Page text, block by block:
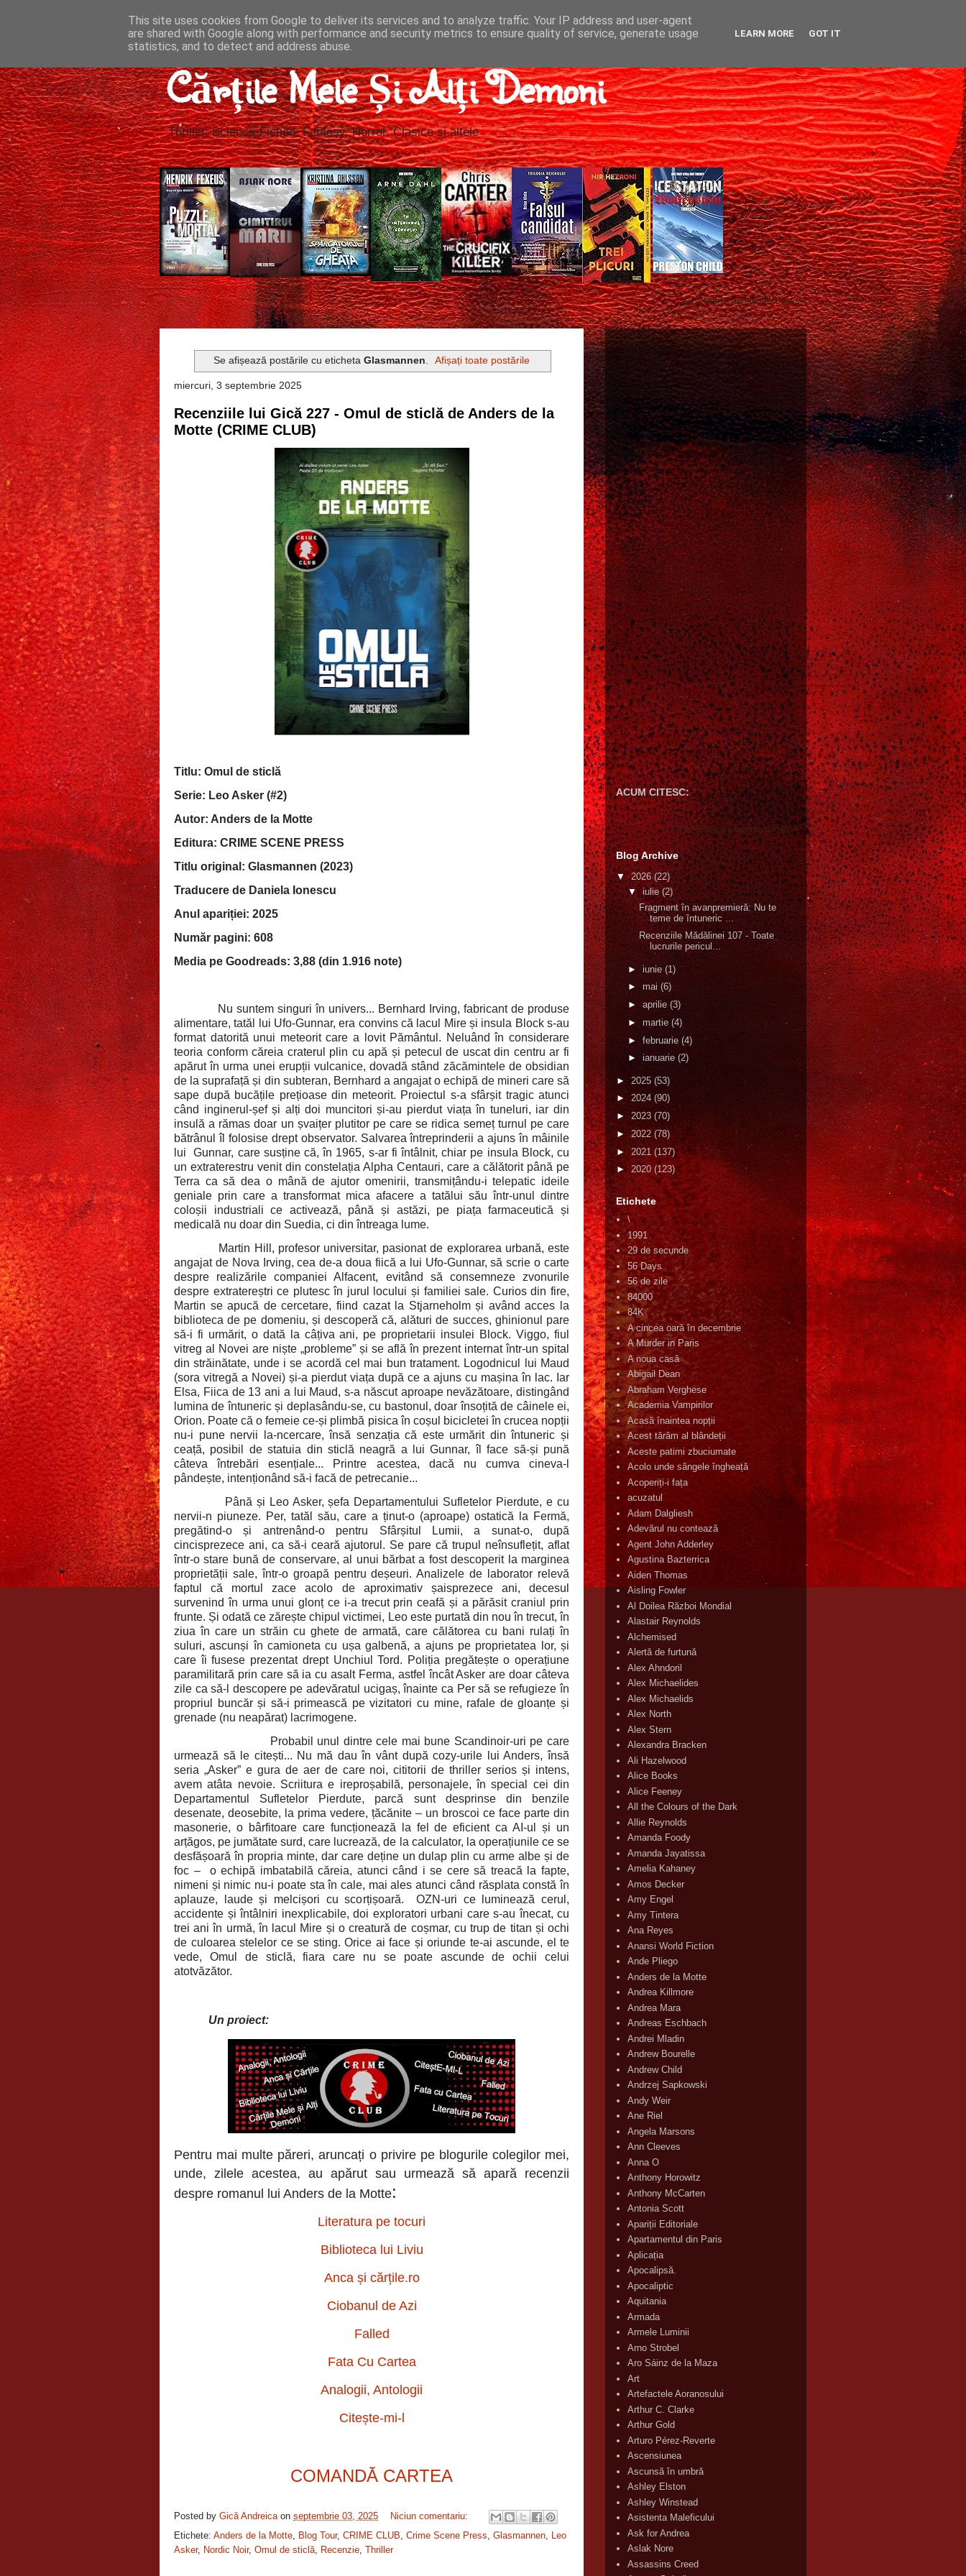
Cărțile Mele Și Alți Demoni
Thriller, Science-Fiction, Fantasy, Horror, Clasice și altele
Gică Andreica's favorite books »
Se afișează postările cu eticheta Glasmannen. Afișați toate postările
miercuri, 3 septembrie 2025
Recenziile lui Gică 227 - Omul de sticlă de Anders de la
Motte (CRIME CLUB)
Titlu: Omul de sticlă
Serie: Leo Asker (#2)
Autor: Anders de la Motte
Editura: CRIME SCENE PRESS
Titlu original: Glasmannen (2023)
Traducere de Daniela Ionescu
Anul apariției: 2025
Număr pagini: 608
Media pe Goodreads: 3,88 (din 1.916 note)
Nu suntem singuri în univers... Bernhard Irving, fabricant de produse
alimentare, tatăl lui Ufo-Gunnar, era convins că lacul Mire și insula Block s-au
format datorită unui meteorit care a lovit Pământul. Neluând în considerare
teoria conform căreia craterul plin cu apă și petecul de uscat din centru ar fi
apărut în urma unei erupții vulcanice, dovadă stând zăcămintele de obsidian
de la suprafață și din subteran, Bernhard a angajat o echipă de mineri care să
sape după bucățile prețioase din meteorit. Proiectul s-a sfârșit tragic atunci
când inginerul-șef și alți doi muncitori și-au pierdut viața în tuneluri, iar din
insulă a rămas doar un șvaițer plutitor pe care se ridica semeț turnul pe care
bătrânul îl folosise drept observator. Salvarea întreprinderii a ajuns în mâinile
lui
Gunnar, care susține că, în 1965, s-ar fi întâlnit, chiar pe insula Block, cu
un extraterestru venit din constelația Alpha Centauri, care a călătorit până pe
Terra ca să dea o mână de ajutor omenirii, transmițându-i telepatic ideile
geniale prin care a transformat mica afacere a tatălui său într-unul dintre
coloșii industriali ce activează, până și astăzi, pe piața farmaceutică și
medicală nu doar din Suedia, ci din întreaga lume.
Martin Hill, profesor universitar, pasionat de explorarea urbană, este
angajat de Nova Irving, cea de-a doua fiică a lui Ufo-Gunnar, să scrie o carte
despre realizările companiei Alfacent, evitând să consemneze zvonurile
despre extratereștri ce plutesc în jurul locului și familiei sale. Curios din fire,
Martin se apucă de cercetare, fiind cazat la Stjarneholm și având acces la
biblioteca de pe domeniu, și descoperă că, alături de succes, ghinionul pare
să-i fi urmărit, o dată la câțiva ani, pe proprietarii insulei Block. Viggo, fiul
vitreg al Novei are niște „probleme” și se află în prezent internat într-un spital
din străinătate, unde i se acordă cel mai bun tratament. Logodnicul lui Maud
(sora vitregă a Novei) și-a pierdut viața după ce a ajuns cu mașina în lac. Iar
Elsa, Fiica de 13 ani a lui Maud, s-a născut aproape nevăzătoare, distingând
lumina de întuneric și deplasându-se, cu bastonul, doar însoțită de câinele ei,
Orion. Poate că o femeie ce-și plimbă pisica în coșul bicicletei în crucea nopții
nu-i pune nervii la-ncercare, însă senzația că este urmărit din întuneric și
ceață, posibil de statuia din sticlă neagră a lui Gunnar, îl face să-și pună
câteva întrebări esențiale... Printre acestea, dacă nu cumva cineva-l
pândește, intenționând să-i facă de petrecanie...
Până și Leo Asker, șefa Departamentului Sufletelor Pierdute, e cu
nervii-n piuneze. Per, tatăl său, care a ținut-o (aproape) ostatică la Fermă,
pregătind-o și antrenând-o pentru Sfârșitul Lumii, a sunat-o, după
cincisprezece ani, ca să-i ceară ajutorul. Se pare că trupul neînsuflețit, aflat
într-o stare bună de conservare, al unui bărbat a fost descoperit la marginea
proprietății sale, într-o groapă pentru deșeuri. Analizele de laborator relevă
faptul că mortul zace acolo de aproximativ șaisprezece ani, decesul
survenind în urma unui glonț ce i-a trecut prin ceafă și a părăsit craniul prin
frunte. Și odată ce zărește chipul victimei, Leo este purtată din nou în trecut, în
ziua în care un străin cu ghete de armată, care călătorea cu bani rulați în
suluri, ascunși în camioneta cu ușa galbenă, a ajuns pe proprietatea lor, și
care îi fusese prezentat drept Unchiul Tord. Poliția pregătește o operațiune
paramilitară prin care să ia cu asalt Ferma, astfel încât Asker are doar câteva
zile ca să-l descopere pe adevăratul ucigaș, înainte ca Per să se refugieze în
propriul buncăr și să-i primească pe vizitatori cu mine, rafale de gloanțe și
grenade (nu neapărat) lacrimogene.
Probabil unul dintre cele mai bune Scandinoir-uri pe care
urmează să le citești... Nu mă dau în vânt după cozy-urile lui Anders, însă
seria „Asker” e gura de aer de care noi, cititorii de thriller serios și intens,
avem atâta nevoie. Scriitura e ireproșabilă, personajele, în special cei din
Departamentul Sufletelor Pierdute, parcă sunt desprinse din benzile
desenate, deosebite, la prima vedere, țăcănite – un broscoi ce face parte din
masonerie, o bârfitoare care funcționează la fel de eficient ca AI-ul și un
arțăgos, pe jumătate surd, care lucrează, de la calculator, la operațiunile ce se
desfășoară în propria minte, dar care deține un dulap plin cu arme albe și de
foc – o echipă imbatabilă căreia, atunci când i se cere să treacă la fapte,
nimeni și nimic nu-i poate sta în cale, mai ales atunci când răsplata constă în
aplauze, laude și melcișori cu scorțișoară. OZN-uri ce luminează cerul,
accidente și întâlniri inexplicabile, doi exploratori urbani care s-au înecat, cu
trei ani în urmă, în lacul Mire și o creatură de coșmar, cu trup de titan și ochi
de culoarea stelelor ce se sting. Orice ai face și oriunde te-ai ascunde, el te
vede, Omul de sticlă, fiara care nu se poate ascunde de ochii celui
atotvăzător.
Un proiect:
Pentru mai multe păreri, aruncați o privire pe blogurile colegilor mei,
unde, zilele acestea, au apărut sau urmează să apară recenzii
despre romanul lui Anders de la Motte:
Literatura pe tocuri
Biblioteca lui Liviu
Anca și cărțile.ro
Ciobanul de Azi
Falled
Fata Cu Cartea
Analogii, Antologii
Citește-mi-l
COMANDĂ CARTEA
Posted by Gică Andreica on septembrie 03, 2025
Niciun comentariu:
Etichete: Anders de la Motte Blog Tour, CRIME CLUB Crime Scene Press Glasmannen Leo
Asker, Nordic Noir, Omul de sticlă Recenzie Thriller
ACUM CITESC:
Gică Andreica's favorite books »
Blog Archive
▼2026(22)
▼iulie(2)
Fragment în avanpremieră: Nu te
teme de întuneric ...
Recenziile Mădălinei 107 - Toate
lucrurile pericul...
► iunie (1)
► mai (6)
► aprilie (3)
► martie (4)
► februarie (4)
► ianuarie (2)
► 2025 (53)
► 2024 (90)
► 2023 (70)
► 2022 (78)
► 2021(137)
► 2020(123)
Etichete
\
1991
29 de secunde
56 Days
56 de zile
84000
84K
A cincea oară în decembrie
A Murder in Paris
A noua casă
Abigail Dean
Abraham Verghese
Academia Vampirilor
Acasă înaintea nopții
Acest tărâm al blândeții
Aceste patimi zbuciumate
Acolo unde sângele îngheață
Acoperiți-i fața
acuzatul
Adam Dalgliesh
Adevărul nu contează
Agent John Adderley
Agustina Bazterrica
Aiden Thomas
Aisling Fowler
Al Doilea Război Mondial
Alastair Reynolds
Alchemised
Alertă de furtună
Alex Ahndoril
Alex Michaelides
Alex Michaelids
Alex North
Alex Stern
Alexandra Bracken
Ali Hazelwood
Alice Books
Alice Feeney
All the Colours of the Dark
Allie Reynolds
Amanda Foody
Amanda Jayatissa
Amelia Kahaney
Amos Decker
Amy Engel
Amy Tintera
Ana Reyes
Anansi World Fiction
Ande Pliego
Anders de la Motte
Andrea Killmore
Andrea Mara
Andreas Eschbach
Andrei Mladin
Andrew Bourelle
Andrew Child
Andrzej Sapkowski
Andy Weir
Ane Riel
Angela Marsons
Ann Cleeves
Anna O
Anthony Horowitz
Anthony McCarten
Antonia Scott
Apariții Editoriale
Apartamentul din Paris
Aplicația
Apocalipsă.
Apocaliptic
Aquitania
Armada
Armele Luminii
Arno Strobel
Aro Sáinz de la Maza
Art
Artefactele Aoranosului
Arthur C. Clarke
Arthur Gold
Arturo Pérez-Reverte
Ascensiunea
Ascunsă în umbră
Ashley Elston
Ashley Winstead
Asistenta Maleficului
Ask for Andrea
Aslak Nore
Assassins Creed
This site uses cookies from Google to deliver its services and to analyze traffic. Your IP address and user-agent
are shared with Google along with performance and security metrics to ensure quality of service, generate usage
statistics, and to detect and address abuse.
LEARN MORE GOT IT